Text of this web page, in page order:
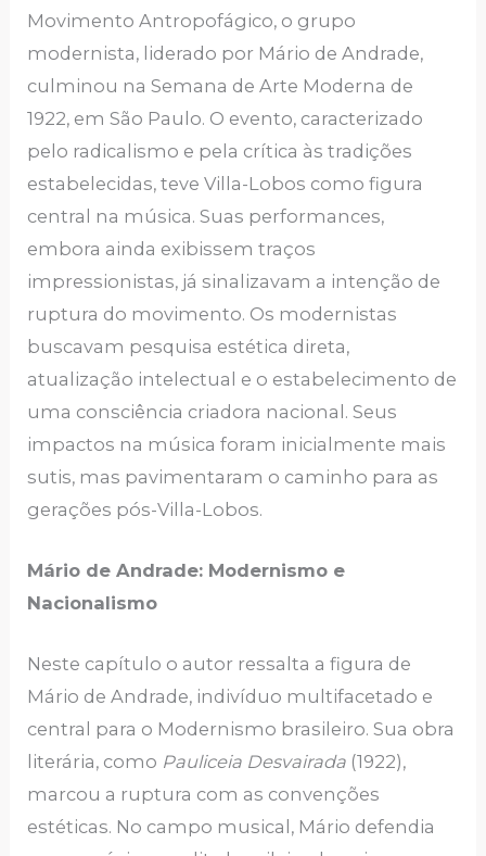
Movimento Antropofágico, o grupo
modernista, liderado por Mário de Andrade,
culminou na Semana de Arte Moderna de
1922, em São Paulo. O evento, caracterizado
pelo radicalismo e pela crítica às tradições
estabelecidas, teve Villa-Lobos como figura
central na música. Suas performances,
embora ainda exibissem traços
impressionistas, já sinalizavam a intenção de
ruptura do movimento. Os modernistas
buscavam pesquisa estética direta,
atualização intelectual e o estabelecimento de
uma consciência criadora nacional. Seus
impactos na música foram inicialmente mais
sutis, mas pavimentaram o caminho para as
gerações pós-Villa-Lobos.
Mário de Andrade: Modernismo e
Nacionalismo
Neste capítulo o autor ressalta a figura de
Mário de Andrade, indivíduo multifacetado e
central para o Modernismo brasileiro. Sua obra
literária, como Pauliceia Desvairada (1922),
marcou a ruptura com as convenções
estéticas. No campo musical, Mário defendia